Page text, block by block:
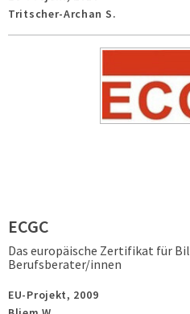
Tritscher-Archan S.
ECGC
Das europäische Zertifikat für
Berufsberater/innen
EU-Projekt, 2009